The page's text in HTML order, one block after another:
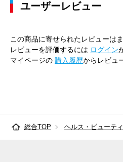
ユーザーレビュー
この商品に寄せられたレビューは
レビューを評価するには ログイン
マイページの 購入履歴からレビュ
総合TOP ヘルス・ビューテ